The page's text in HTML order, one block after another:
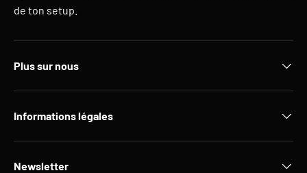
de ton setup.
Plus sur nous
Informations légales
Newsletter